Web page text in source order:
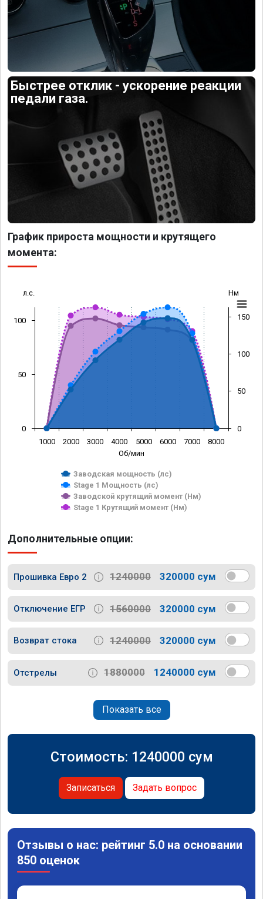
Быстрее отклик - ускорение реакции
педали газа.
График прироста мощности и крутящего
момента:
Об/мин
л.с. Нм
Заводская мощность (лс)
Stage 1 Мощность (лс)
Заводской крутящий момент (Нм)
Stage 1 Крутящий момент (Нм)
1000 2000 3000 4000 5000 6000 7000 8000
0
50
100
0
50
100
150
Дополнительные опции:
Прошивка Евро 2 1240000 320000 сум
Отключение ЕГР 1560000 320000 сум
Возврат стока 1240000 320000 сум
Отстрелы 1880000 1240000 сум
Показать все
Стоимость: 1240000 сум
Записаться Задать вопрос
Отзывы о нас: рейтинг 5.0 на основании
850 оценок